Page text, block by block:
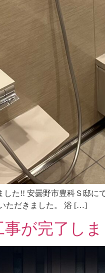
た!! 安曇野市豊科Ｓ邸
ただきました。 浴 […]
が完了し